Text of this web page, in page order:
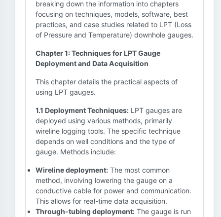
breaking down the information into chapters
focusing on techniques, models, software, best
practices, and case studies related to LPT (Loss
of Pressure and Temperature) downhole gauges.
Chapter 1: Techniques for LPT Gauge
Deployment and Data Acquisition
This chapter details the practical aspects of
using LPT gauges.
1.1 Deployment Techniques: LPT gauges are
deployed using various methods, primarily
wireline logging tools. The specific technique
depends on well conditions and the type of
gauge. Methods include:
Wireline deployment: The most common
method, involving lowering the gauge on a
conductive cable for power and communication.
This allows for real-time data acquisition.
Through-tubing deployment: The gauge is run